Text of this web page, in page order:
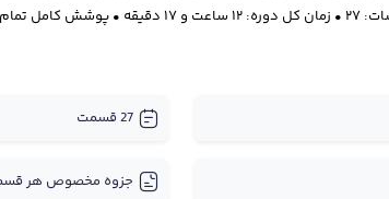
دوازدهم
27قسمت
جزوه مخصوص هر